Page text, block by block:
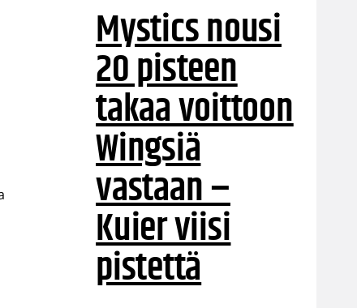
Mystics nousi
20 pisteen
takaa voittoon
Wingsiä
vastaan –
Kuier viisi
pistettä